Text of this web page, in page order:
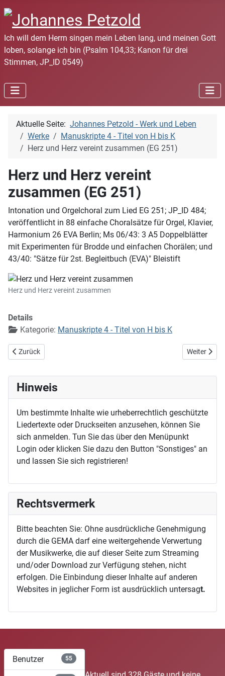
Ich will dem Herrn singen mein Leben lang, und meinen Gott
loben, solange ich bin (Psalm 104,33; Kanon für drei
Stimmen, JP_ID 0549)
Aktuelle Seite: Johannes Petzold - Werk und Leben
Werke
Manuskripte 4 - Titel von H bis K
Herz und Herz vereint zusammen (EG 251)
Herz und Herz vereint
zusammen (EG 251)
Intonation und Orgelchoral zum Lied EG 251; JP_ID 484;
veröffentlicht in 88 einfache Choralsätze für Orgel, Klavier,
Harmonium 26 EVA Berlin; Ms 06/43: 3 A5 Doppelblätter
mit Experimenten für Brodde und einfachen Chorälen; und
43/40: "Sätze für 2st. Begleitbuch (EVA)" Bleistift
Herz und Herz vereint zusammen
Details
Kategorie: Manuskripte 4 - Titel von H bis K
Vorheriger Beitrag: Herr, wir stehen Hand in Hand
Zurück Nächster
Weiter
Hinweis
Um bestimmte Inhalte wie urheberrechtlich geschützte
Liedertexte oder Druckseiten anzusehen, können Sie
sich anmelden. Tun Sie das über den Menüpunkt
Login oder klicken Sie dazu den Button "Sonstiges" an
und lassen Sie sich registrieren!
Rechtsvermerk
Bitte beachten Sie: Ohne ausdrückliche Genehmigung
durch die GEMA darf eine weitergehende Verwertung
der Musikwerke, die auf dieser Seite zum Streaming
und/oder Download zur Verfügung stehen, nicht
erfolgen. Die Einbindung dieser Inhalte auf anderen
Websites in jeglicher Form ist ausdrücklich untersagt.
Benutzer 55